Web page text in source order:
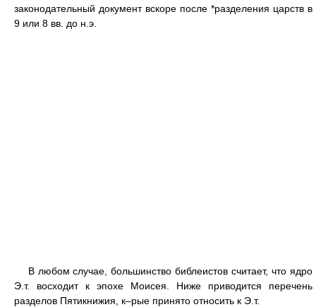
законодательный документ вскоре после *разделения царств в
9 или 8 вв. до н.э.
В любом случае, большинство библеистов считает, что ядро
Э.т. восходит к эпохе Моисея. Ниже приводится перечень
разделов Пятикнижия, к–рые принято относить к Э.т.